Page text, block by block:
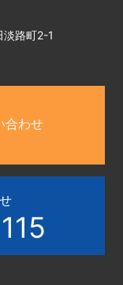
路町2-1
合わせ